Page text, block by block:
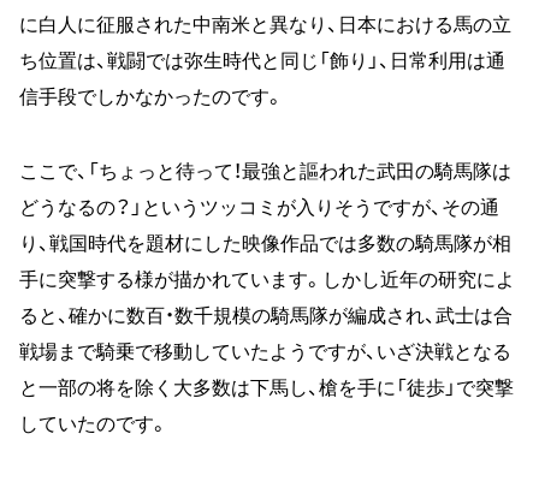
に白人に征服された中南米と異なり、日本における馬の立
ち位置は、戦闘では弥生時代と同じ「飾り」、日常利用は通
信手段でしかなかったのです。
ここで、「ちょっと待って！最強と謳われた武田の騎馬隊は
どうなるの？」というツッコミが入りそうですが、その通
り、戦国時代を題材にした映像作品では多数の騎馬隊が相
手に突撃する様が描かれています。しかし近年の研究によ
ると、確かに数百・数千規模の騎馬隊が編成され、武士は合
戦場まで騎乗で移動していたようですが、いざ決戦となる
と一部の将を除く大多数は下馬し、槍を手に「徒歩」で突撃
していたのです。